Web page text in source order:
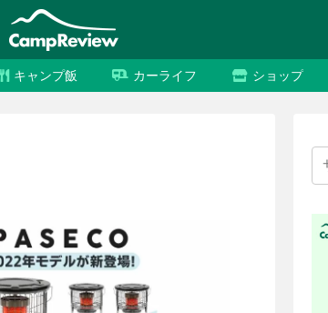
キャンプ飯 カーライフ ショップ